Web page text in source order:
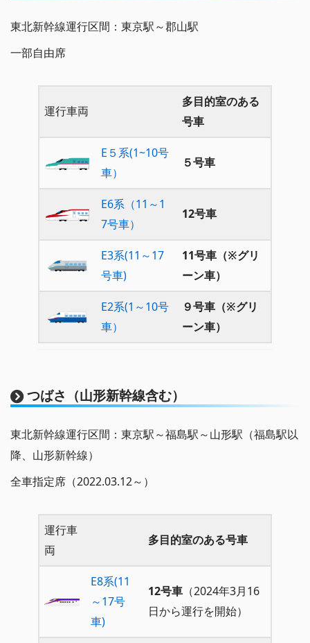
東北新幹線運行区間：東京駅～郡山駅
一部自由席
運行車両
多目的室のある
号車
E５系(1~10号
車）
５号車
E6系（11～1
7号車）
12号車
E3系(11～17
号車)
11号車（※グリ
ーン車）
E2系(1～10号
車）
９号車（※グリ
ーン車）
つばさ（山形新幹線含む）
東北新幹線運行区間：東京駅～福島駅～山形駅（福島駅以
降、山形新幹線）
全車指定席（2022.03.12～）
運行車
両
多目的室のある号車
E8系(11
～17号
車)
12号車 （2024年3月16
日から運行を開始）